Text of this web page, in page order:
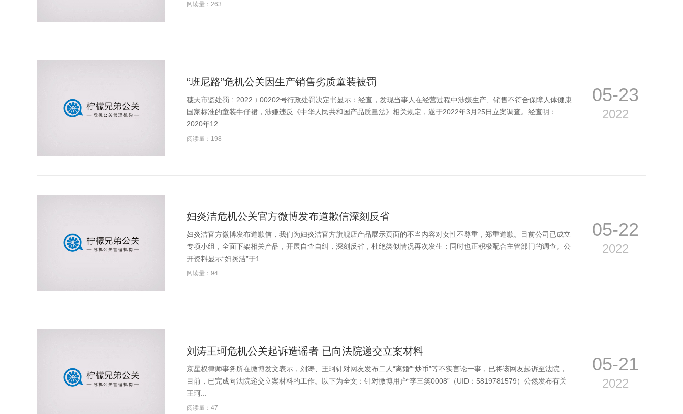
阅读量：263
“班尼路”危机公关因生产销售劣质童装被罚
穗天市监处罚﹝2022﹞00202号行政处罚决定书显示：经查，发现当事人在经营过程中涉嫌生产、销售不符合保障人体健康
国家标准的童装牛仔裙，涉嫌违反《中华人民共和国产品质量法》相关规定，遂于2022年3月25日立案调查。经查明：
2020年12...
阅读量：198
05-23
2022
​妇炎洁危机公关官方微博发布道歉信深刻反省
妇炎洁官方微博发布道歉信，我们为妇炎洁官方旗舰店产品展示页面的不当内容对女性不尊重，郑重道歉。目前公司已成立
专项小组，全面下架相关产品，开展自查自纠，深刻反省，杜绝类似情况再次发生；同时也正积极配合主管部门的调查。公
开资料显示“妇炎洁”于1...
阅读量：94
05-22
2022
刘涛王珂危机公关起诉造谣者 已向法院递交立案材料
京星权律师事务所在微博发文表示，刘涛、王珂针对网友发布二人“离婚”“炒币”等不实言论一事，已将该网友起诉至法院，
目前，已完成向法院递交立案材料的工作。以下为全文：针对微博用户“李三笑0008”（UID：5819781579）公然发布有关
王珂...
阅读量：47
05-21
2022